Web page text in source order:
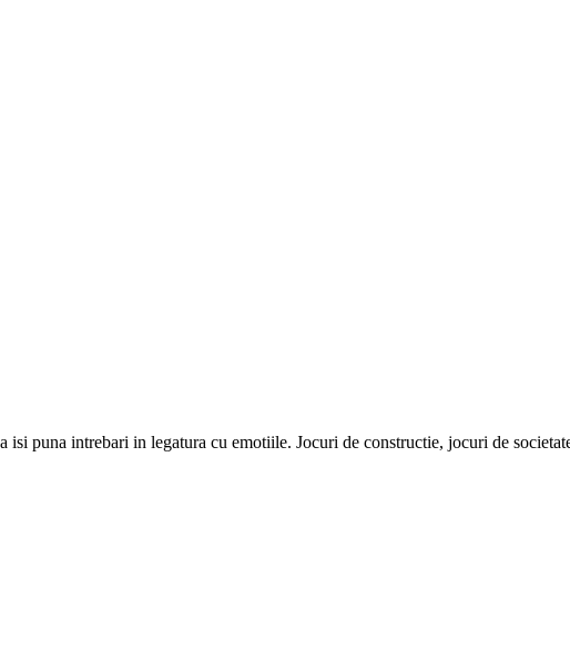
puna intrebari in legatura cu emotiile. Jocuri de constructie, jocuri de